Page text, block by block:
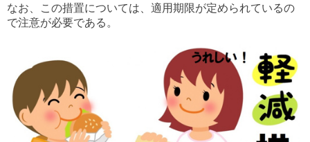
なお、この措置については、適用期限が定められているの
で注意が必要である。